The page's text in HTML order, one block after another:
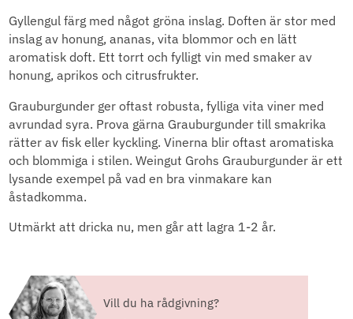
Gyllengul färg med något gröna inslag. Doften är stor med
inslag av honung, ananas, vita blommor och en lätt
aromatisk doft. Ett torrt och fylligt vin med smaker av
honung, aprikos och citrusfrukter.
Grauburgunder ger oftast robusta, fylliga vita viner med
avrundad syra. Prova gärna Grauburgunder till smakrika
rätter av fisk eller kyckling. Vinerna blir oftast aromatiska
och blommiga i stilen. Weingut Grohs Grauburgunder är ett
lysande exempel på vad en bra vinmakare kan
åstadkomma.
Utmärkt att dricka nu, men går att lagra 1-2 år.
Vill du ha rådgivning?